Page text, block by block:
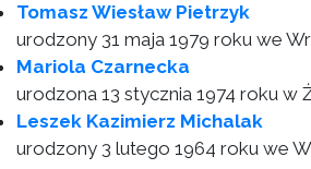
Tomasz Wiesław Pietrzyk
urodzony 31 maja 1979 roku we
Mariola Czarnecka
urodzona 13 stycznia 1974 roku w
Leszek Kazimierz Michalak
urodzony 3 lutego 1964 roku we